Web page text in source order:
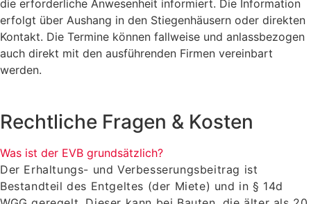
die erforderliche Anwesenheit informiert. Die Information
erfolgt über Aushang in den Stiegenhäusern oder direkten
Kontakt. Die Termine können fallweise und anlassbezogen
auch direkt mit den ausführenden Firmen vereinbart
werden.
Rechtliche Fragen & Kosten
Was ist der EVB grundsätzlich?
Der Erhaltungs- und Verbesserungsbeitrag ist
Bestandteil des Entgeltes (der Miete) und in § 14d